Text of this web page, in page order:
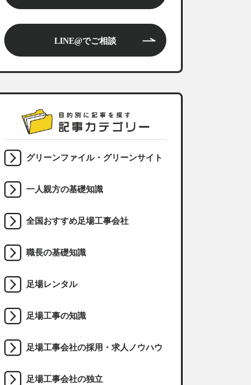
LINE@でご相談
グリーンファイル・グリーンサイト
一人親方の基礎知識
全国おすすめ足場工事会社
職長の基礎知識
足場レンタル
足場工事の知識
足場工事会社の採用・求人ノウハウ
足場工事会社の独立